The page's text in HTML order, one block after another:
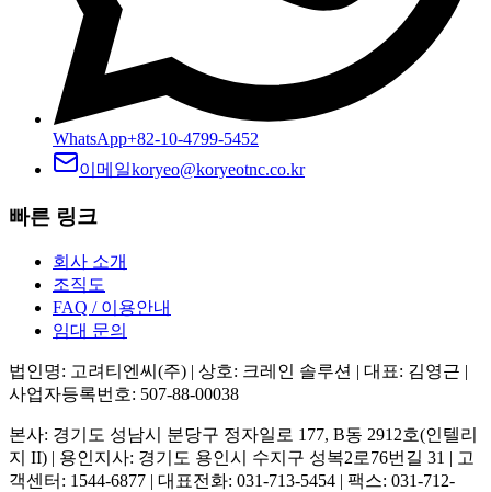
WhatsApp+82-10-4799-5452
이메일koryeo@koryeotnc.co.kr
빠른 링크
회사 소개
조직도
FAQ / 이용안내
임대 문의
법인명: 고려티엔씨(주) | 상호: 크레인 솔루션 | 대표: 김영근 |
사업자등록번호: 507-88-00038
본사: 경기도 성남시 분당구 정자일로 177, B동 2912호(인텔리
지 II) | 용인지사: 경기도 용인시 수지구 성복2로76번길 31 | 고
객센터: 1544-6877 | 대표전화: 031-713-5454 | 팩스: 031-712-